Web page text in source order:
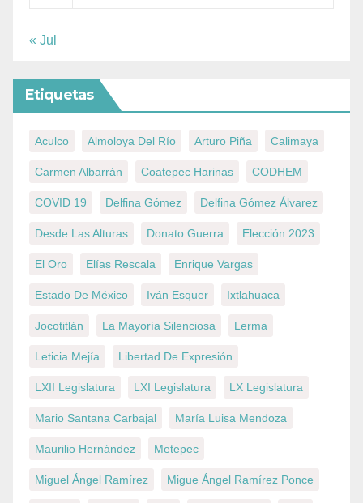
« Jul
Etiquetas
Aculco Almoloya Del Río Arturo Piña Calimaya
Carmen Albarrán Coatepec Harinas CODHEM
COVID 19 Delfina Gómez Delfina Gómez Álvarez
Desde Las Alturas Donato Guerra Elección 2023
El Oro Elías Rescala Enrique Vargas
Estado De México Iván Esquer Ixtlahuaca
Jocotitlán La Mayoría Silenciosa Lerma
Leticia Mejía Libertad De Expresión
LXII Legislatura LXI Legislatura LX Legislatura
Mario Santana Carbajal María Luisa Mendoza
Maurilio Hernández Metepec
Miguel Ángel Ramírez Migue Ángel Ramírez Ponce